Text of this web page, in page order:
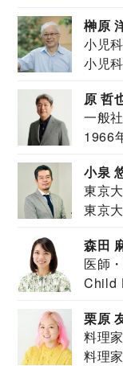
榊原
小児
小児
原 哲
一般
1966
小泉
東京
東京
森田
医師
Child
栗原
料理家
料理